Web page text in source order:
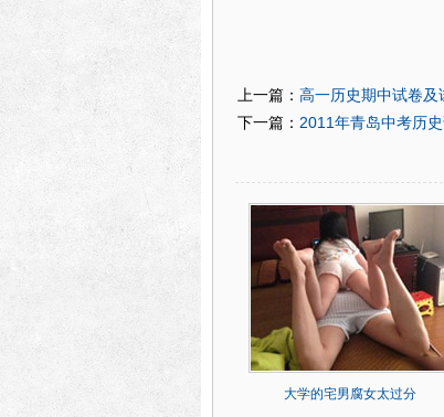
上一篇： 高一历史期中试卷及
下一篇： 2011年青岛中考历
大学的宅男腐女太过分